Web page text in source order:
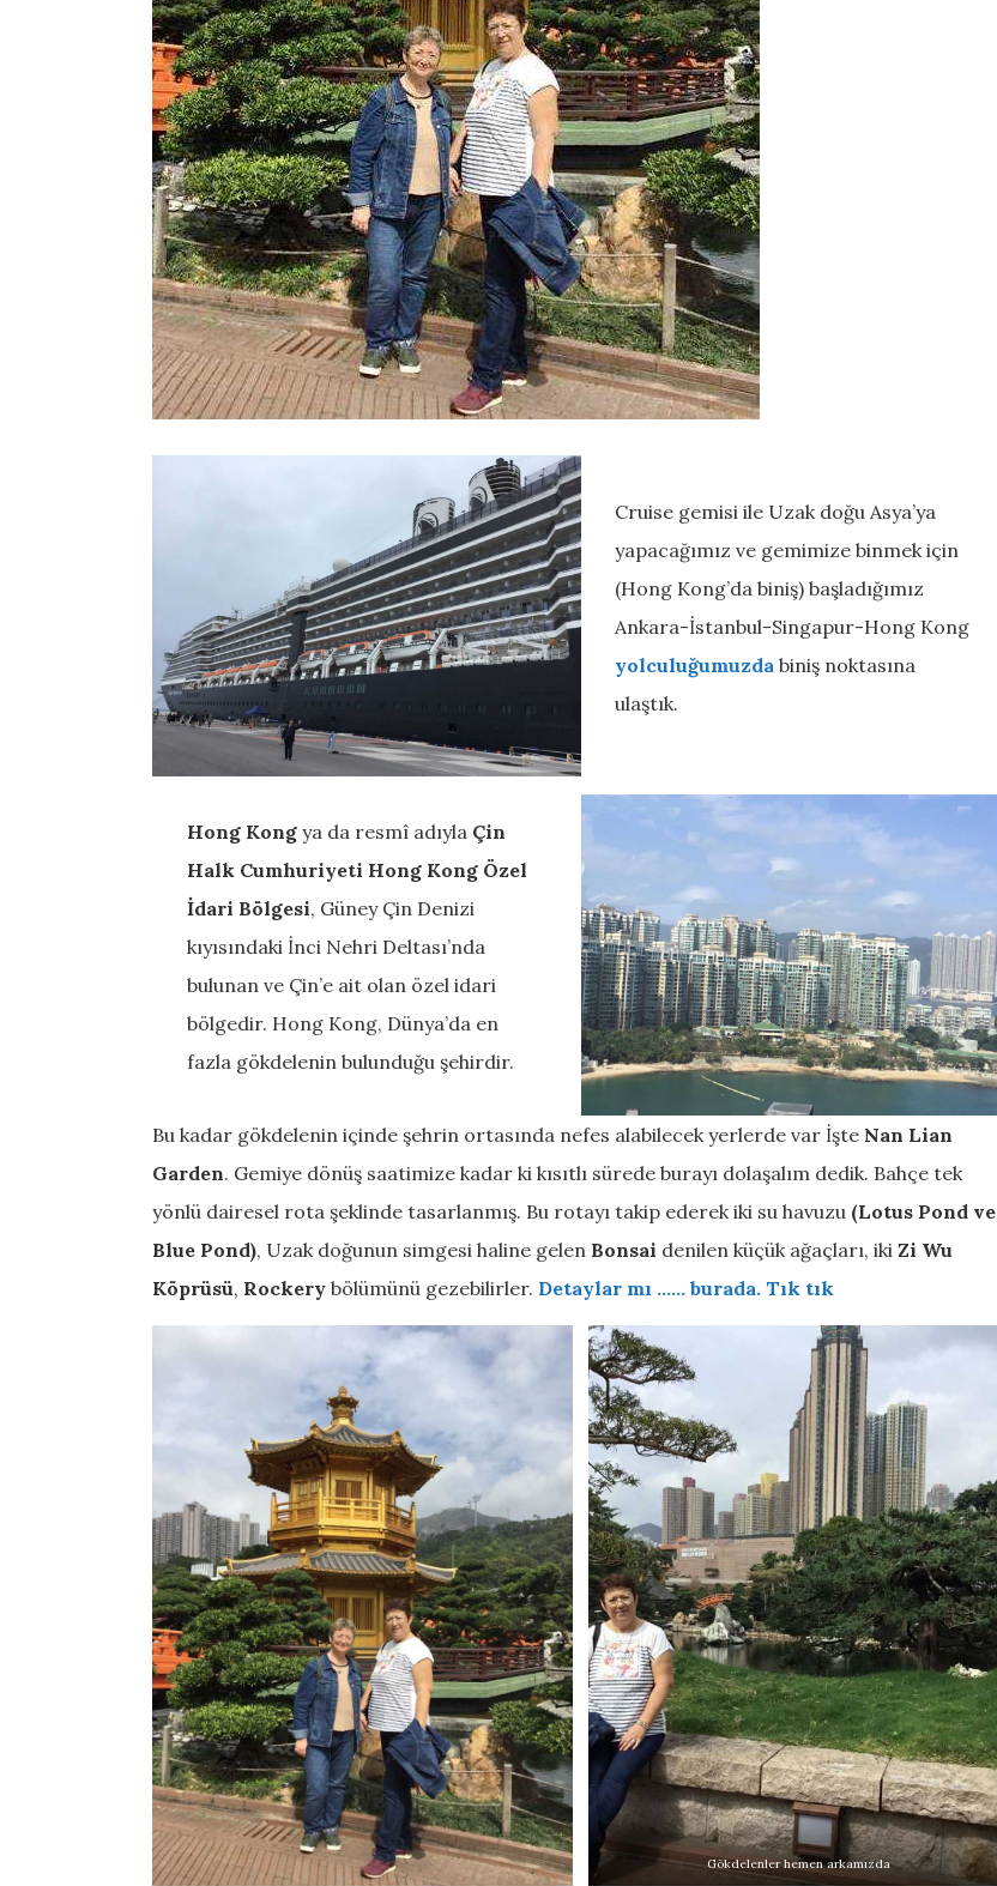
Cruise gemisi ile Uzak doğu Asya’ya
yapacağımız ve gemimize binmek için
(Hong Kong’da biniş) başladığımız
Ankara-İstanbul-Singapur-Hong Kong
yolculuğumuzda biniş noktasına
ulaştık.
Hong Kongya da resmî adıyla Çin
Halk Cumhuriyeti Hong Kong Özel
İdari Bölgesi, Güney Çin Denizi
kıyısındaki İnci Nehri Deltası’nda
bulunan ve Çin’e ait olan özel idari
bölgedir. Hong Kong, Dünya’da en
fazla gökdelenin bulunduğu şehirdir.
Bu kadar gökdelenin içinde şehrin ortasında nefes alabilecek yerlerde var İşte Nan Lian
Garden. Gemiye dönüş saatimize kadar ki kısıtlı sürede burayı dolaşalım dedik. Bahçe tek
yönlü dairesel rota şeklinde tasarlanmış. Bu rotayı takip ederek iki su havuzu (Lotus Pond ve
Blue Pond), Uzak doğunun simgesi haline gelen Bonsai denilen küçük ağaçları, iki Zi Wu
Köprüsü, Rockery bölümünü gezebilirler. Detaylar mı …… burada. Tık tık
Gökdelenler hemen arkamızda